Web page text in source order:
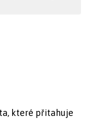
které přitahuje